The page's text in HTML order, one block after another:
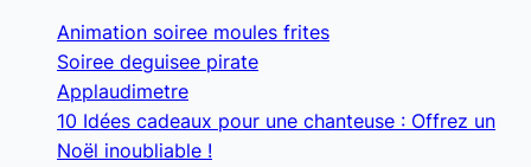
Animation soiree moules frites
Soiree deguisee pirate
Applaudimetre
10 Idées cadeaux pour une chanteuse : Offrez un
Noël inoubliable !